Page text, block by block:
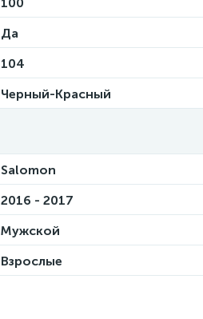
Да
104
Черный-Красный
Salomon
2016 - 2017
Мужской
Взрослые